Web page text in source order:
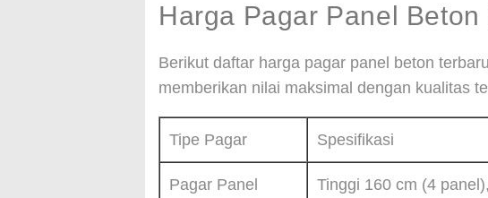
Harga Pagar Panel
Berikut daftar harga pagar panel beton
memberikan nilai maksimal dengan kualitas
Tipe Pagar Spesifikasi
Pagar Panel
Tinggi 160 cm (4